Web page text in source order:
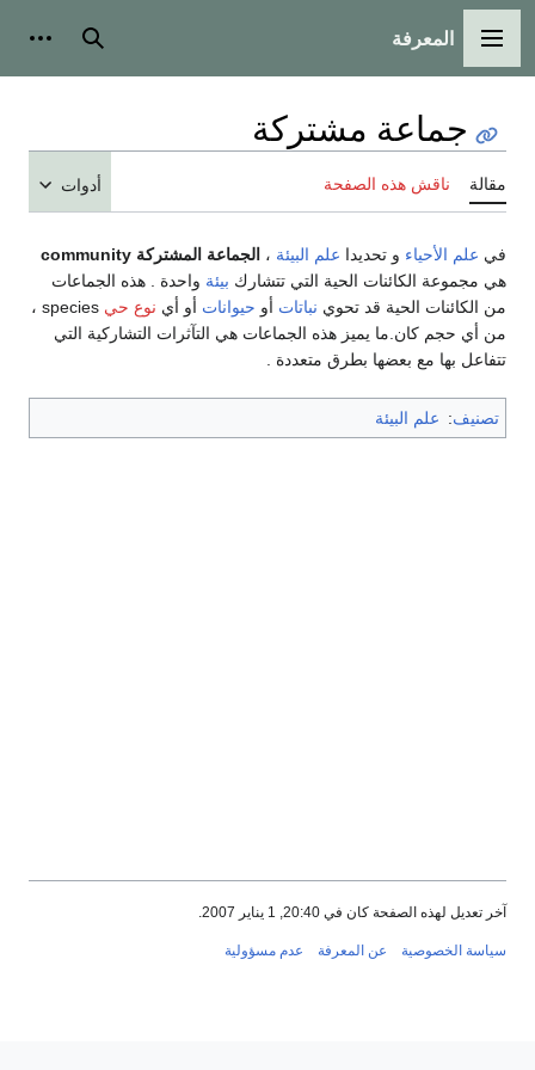
القائمة الرئيسية
المعرفة بحث
جماعة مشتركة
مقالة ناقش هذه الصفحة أدوات
في علم الأحياء و تحديدا علم البيئة ، الجماعة المشتركة community
هي مجموعة الكائنات الحية التي تتشارك بيئة واحدة . هذه الجماعات
من الكائنات الحية قد تحوي نباتات أو حيوانات أو أي نوع حي
species ،
من أي حجم كان.ما يميز هذه الجماعات هي التآثرات التشاركية التي
تتفاعل بها مع بعضها بطرق متعددة .
تصنيف: علم البيئة
آخر تعديل لهذه الصفحة كان في 20:40, 1 يناير 2007.
سياسة الخصوصية عن المعرفة عدم مسؤولية